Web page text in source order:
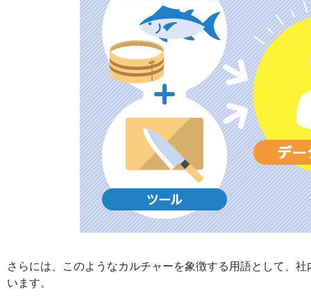
さらには、このようなカルチャーを象徴する用語として、
います。